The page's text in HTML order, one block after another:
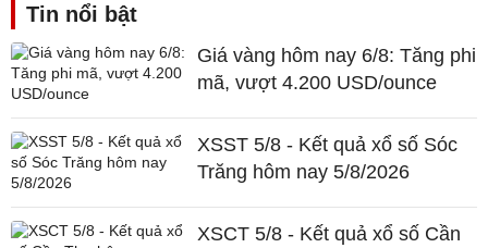
Tin nổi bật
Giá vàng hôm nay 6/8: Tăng phi
mã, vượt 4.200 USD/ounce
XSST 5/8 - Kết quả xổ số Sóc
Trăng hôm nay 5/8/2026
XSCT 5/8 - Kết quả xổ số Cần